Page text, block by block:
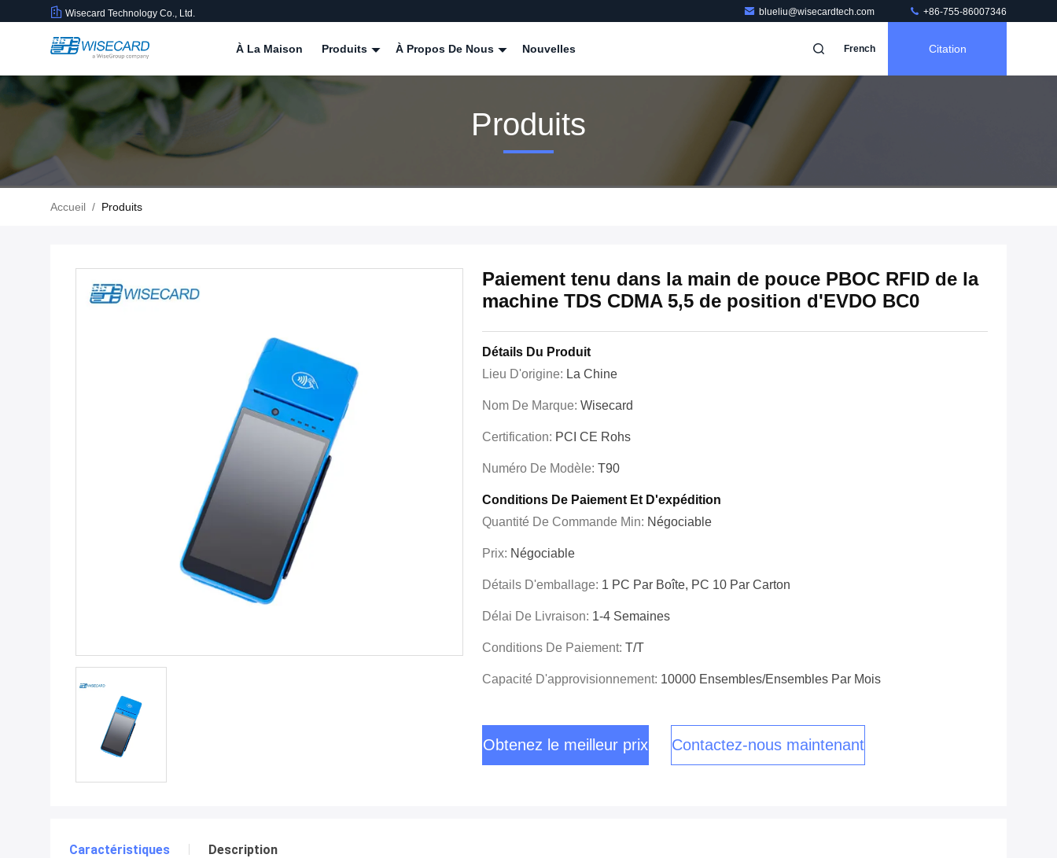
Wisecard Technology Co., Ltd. blueliu@wisecardtech.com +86-755-86007346
À La Maison Produits À Propos De Nous Nouvelles French Citation
Produits
Accueil / Produits
Paiement tenu dans la main de pouce PBOC RFID de la
machine TDS CDMA 5,5 de position d'EVDO BC0
Détails Du Produit
Lieu D'origine: La Chine
Nom De Marque: Wisecard
Certification: PCI CE Rohs
Numéro De Modèle: T90
Conditions De Paiement Et D'expédition
Quantité De Commande Min: Négociable
Prix: Négociable
Détails D'emballage: 1 PC Par Boîte, PC 10 Par Carton
Délai De Livraison: 1-4 Semaines
Conditions De Paiement: T/T
Capacité D'approvisionnement: 10000 Ensembles/ensembles Par Mois
Obtenez le meilleur prix Contactez-nous maintenant
Caractéristiques Description